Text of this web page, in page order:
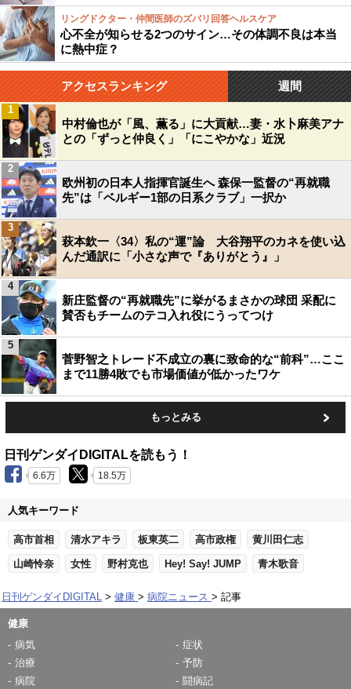
リングドクター・仲間医師のズバリ回答ヘルスケア
心不全が知らせる2つのサイン…その体調不良は本当
に熱中症？
アクセスランキング 週間
中村倫也が「風、薫る」に大貢献…妻・水卜麻美アナ
との「ずっと仲良く」「にこやかな」近況
1
欧州初の日本人指揮官誕生へ 森保一監督の“再就職
先”は「ベルギー1部の日系クラブ」一択か
2
萩本欽一〈34〉私の“運”論 大谷翔平のカネを使い込
んだ通訳に「小さな声で『ありがとう』」
3
新庄監督の“再就職先”に挙がるまさかの球団 采配に
賛否もチームのテコ入れ役にうってつけ
4
菅野智之トレード不成立の裏に致命的な“前科”…ここ
まで11勝4敗でも市場価値が低かったワケ
5
もっとみる
日刊ゲンダイDIGITALを読もう！
6.6万 18.5万
人気キーワード
高市首相 清水アキラ 板東英二 高市政権 黄川田仁志
山崎怜奈 女性 野村克也 Hey! Say! JUMP 青木歌音
日刊ゲンダイDIGITAL 健康 病院ニュース 記事
健康
病気
症状
治療
予防
病院
闘病記